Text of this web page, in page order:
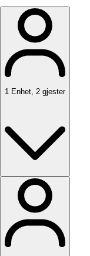
1 Enhet 2 gjester